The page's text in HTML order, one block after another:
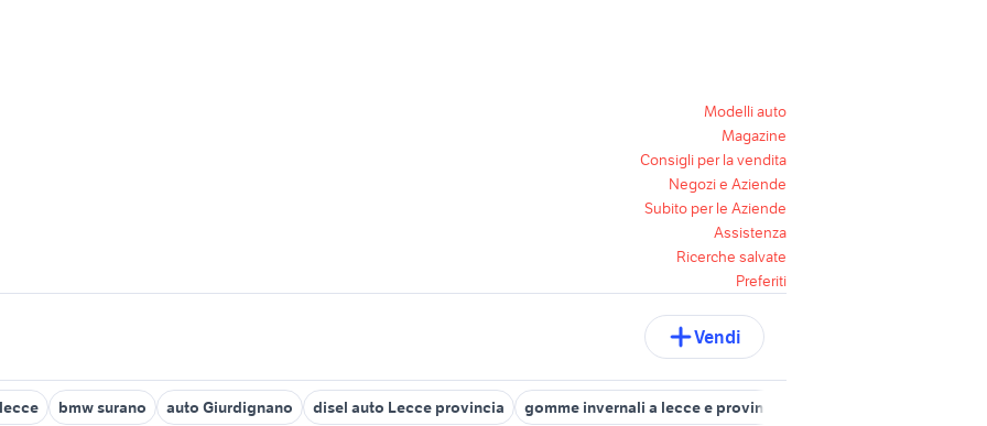
Modelli auto
Magazine
Consigli per la vendita
Negozi e Aziende
Subito per le Aziende
Assistenza
Ricerche salvate
Preferiti
Vendi
bmw surano auto Giurdignano disel auto Lecce provincia gomme invernali a lecce e provincia